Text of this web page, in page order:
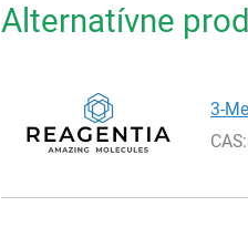
Alternatívne
3-